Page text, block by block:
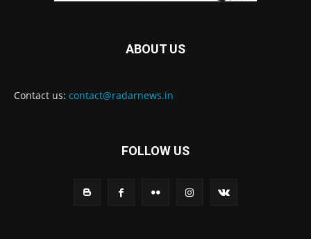
ABOUT US
Contact us: contact@radarnews.in
FOLLOW US